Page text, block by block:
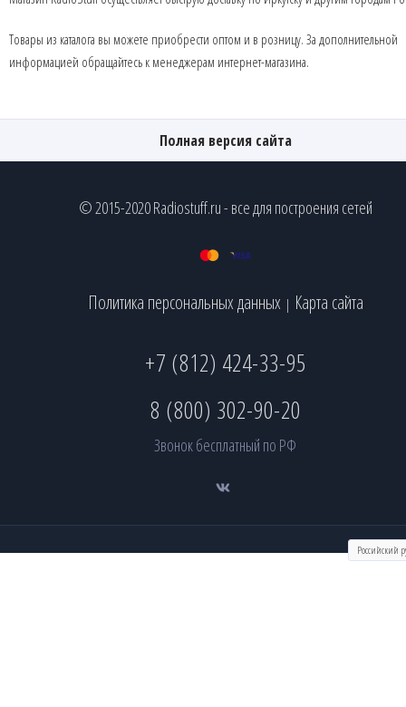
Товары из каталога вы можете приобрести оптом и в розницу. За дополнительной
информацией обращайтесь к менеджерам интернет-магазина.
Полная версия сайта
© 2015-2020 Radiostuff.ru - все для построения сетей
Политика персональных данных | Карта сайта
+7 (812) 424-33-95
8 (800) 302-90-20
Звонок бесплатный по РФ